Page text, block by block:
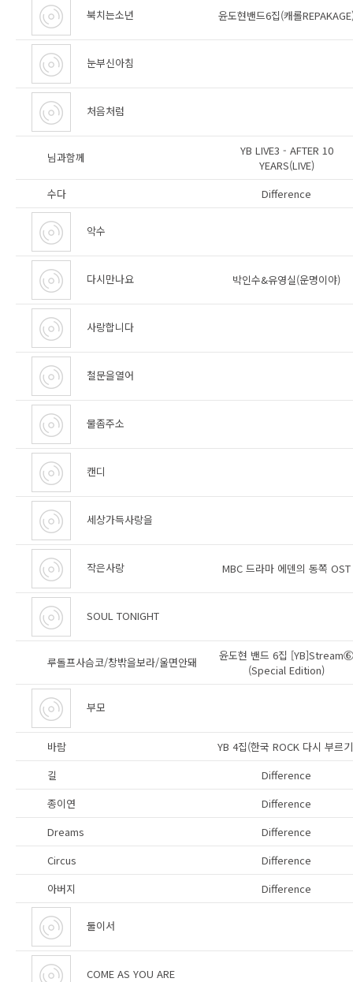
북치는소년 윤도현밴드6집(캐롤
눈부신아침
처음처럼
님과함께
YB LIVE3 - AFTER 10
YEARS(LIVE)
수다
Difference
악수
다시만나요 박인수&유영실(운명이야)
사랑합니다
철문을열어
물좀주소
캔디
세상가득사랑을
작은사랑 MBC 드라마 에덴의 동쪽 OST
SOUL TONIGHT
루돌프사슴코/창밖을보라/울면안돼
윤도현 밴드 6집
(Special Edition)
부모
바람
YB 4집(한국 ROCK 다시 부르
길
Difference
종이연
Difference
Dreams
Difference
Circus
Difference
아버지
Difference
둘이서
COME AS YOU ARE